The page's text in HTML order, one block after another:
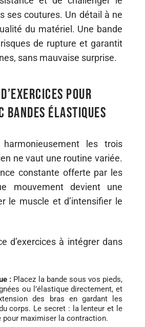
ses coutures. Un détail à ne
du matériel. Une bande
de rupture et garantit
sans mauvaise surprise.
pour
bandes élastiques
les trois
ne vaut une routine variée.
constante offerte par les
mouvement devient une
le muscle et d’intensifier le
d’exercices à intégrer dans
: Placez la bande sous vos pieds,
ou l’élastique directement, et
des bras en gardant les
corps. Le secret : la lenteur et le
pour maximiser la contraction.